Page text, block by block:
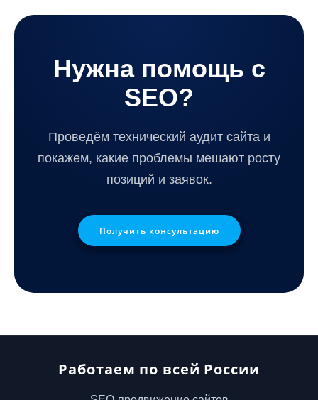
Нужна помощь с
SEO?
Проведём технический аудит сайта и
покажем, какие проблемы мешают росту
позиций и заявок.
Получить консультацию
Работаем по всей России